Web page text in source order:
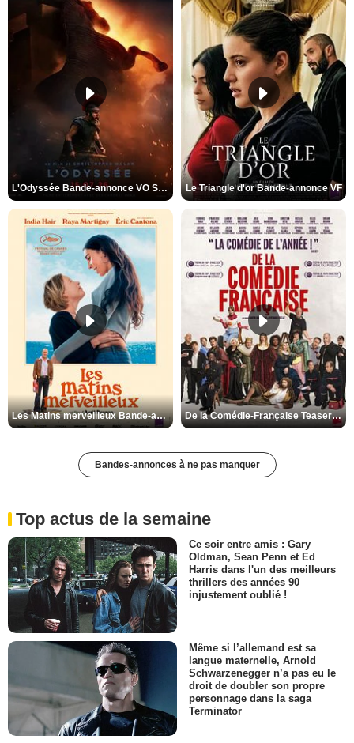
L'Odyssée Bande-annonce VO STFR Le Triangle d'or Bande-annonce VF
Les Matins merveilleux Bande-annonce VF De la Comédie-Française Teaser VF
Bandes-annonces à ne pas manquer
Top actus de la semaine
Ce soir entre amis : Gary
Oldman, Sean Penn et Ed
Harris dans l'un des meilleurs
thrillers des années 90
injustement oublié !
Même si l’allemand est sa
langue maternelle, Arnold
Schwarzenegger n’a pas eu le
droit de doubler son propre
personnage dans la saga
Terminator